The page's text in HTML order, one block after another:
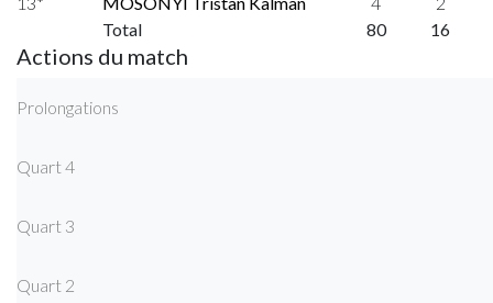
Total
80 16
Actions du match
Prolongations
Quart 4
Quart 3
Quart 2